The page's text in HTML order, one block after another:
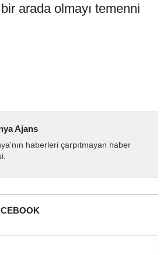
arada olmayı temenni
Ajans
haberleri çarpıtmayan haber